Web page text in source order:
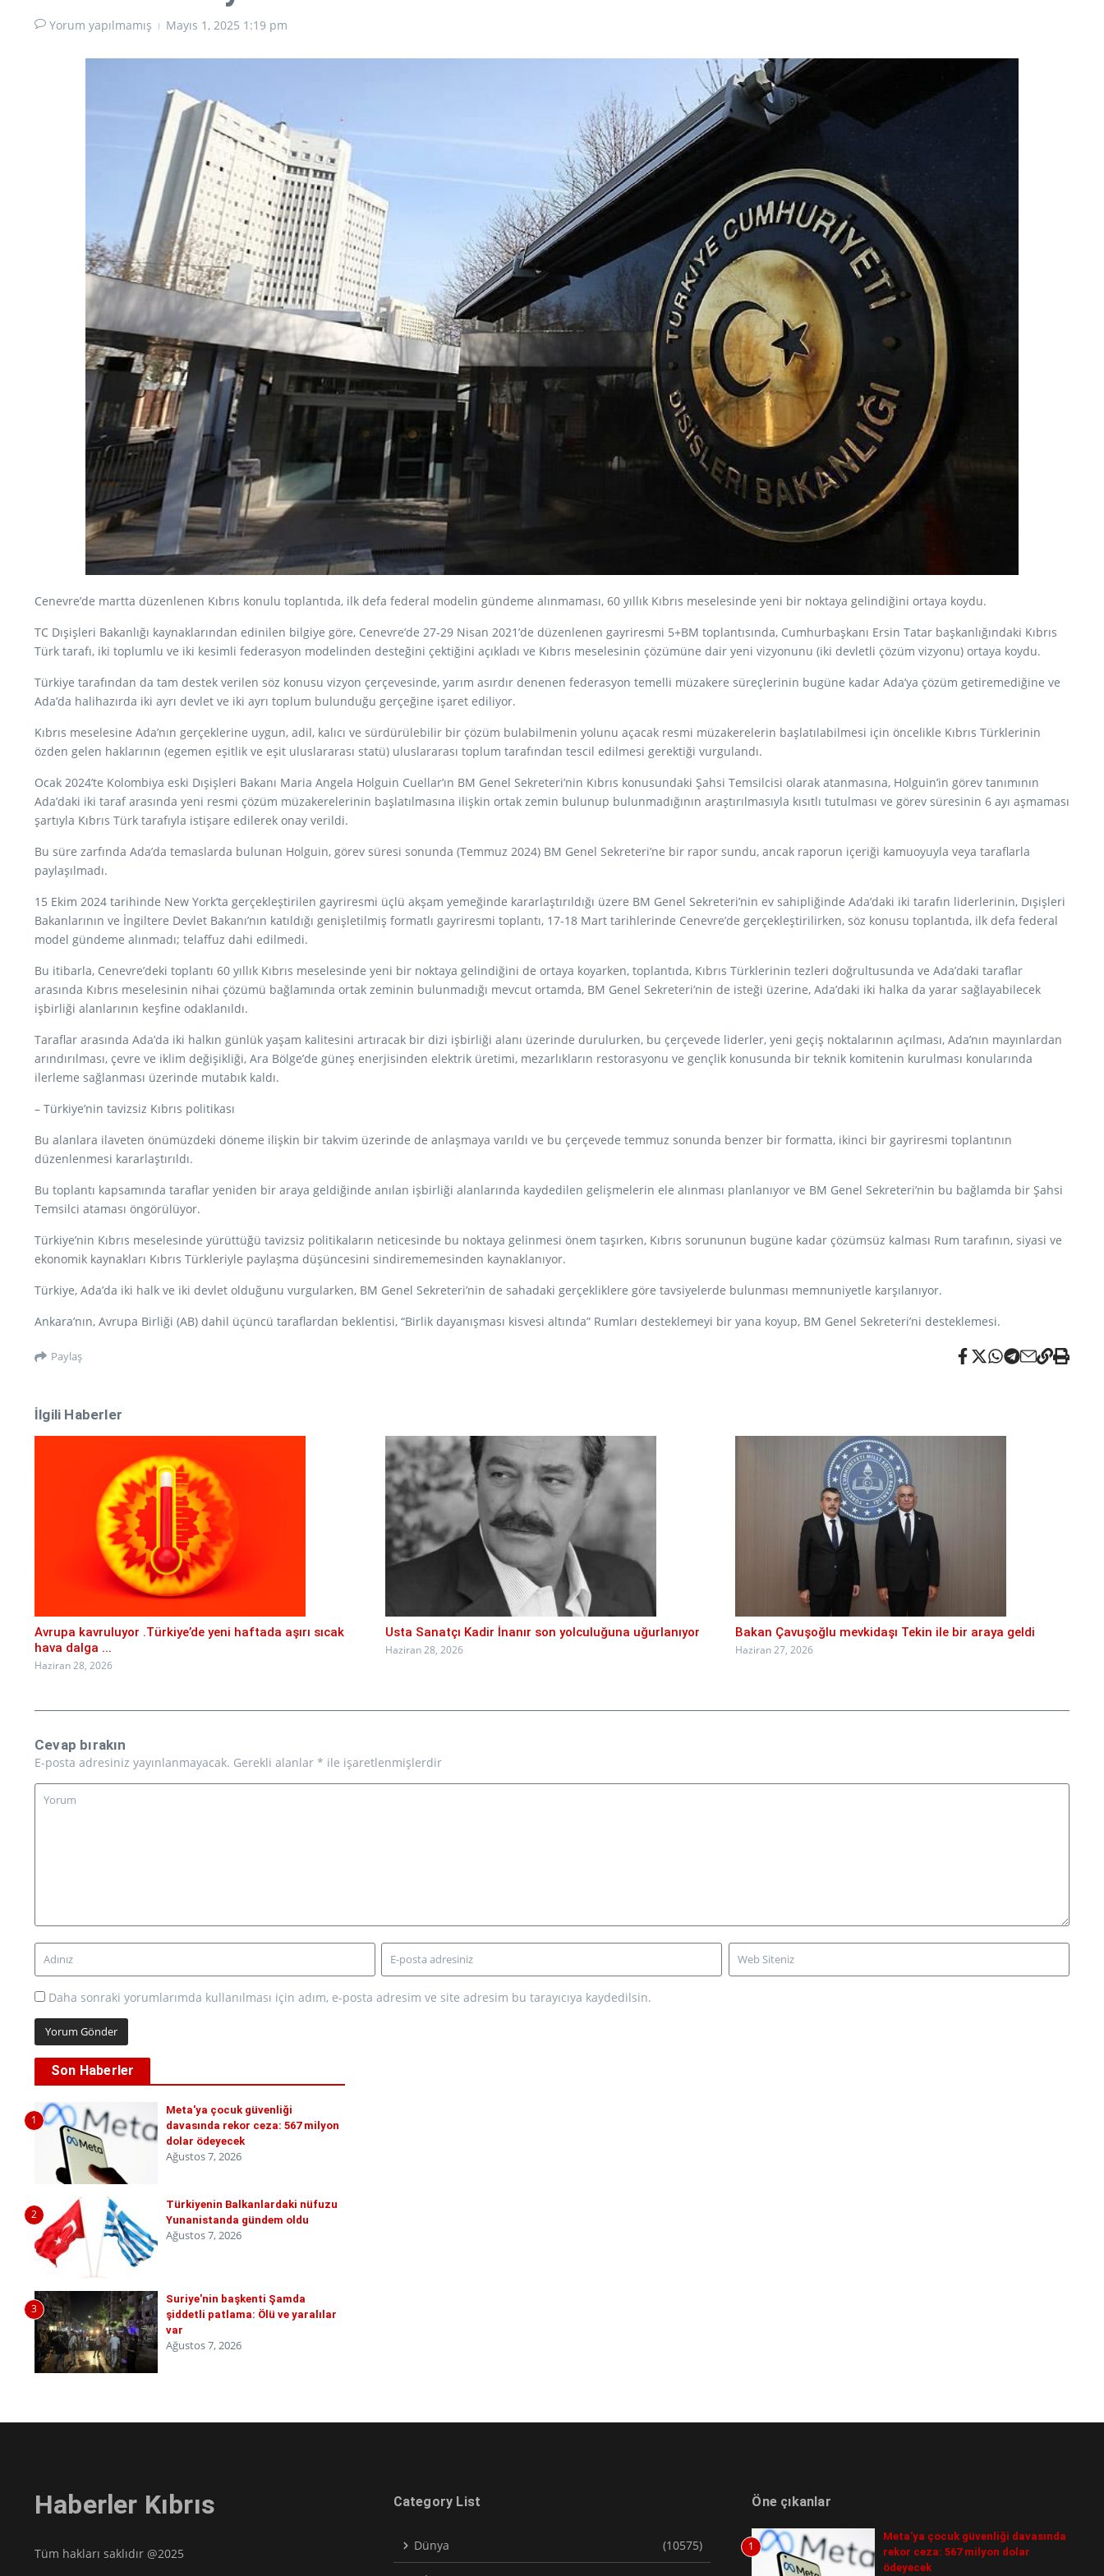
Yorum yapılmamış Mayıs 1, 2025 1:19 pm
Cenevre’de martta düzenlenen Kıbrıs konulu toplantıda, ilk defa federal modelin gündeme alınmaması, 60 yıllık Kıbrıs meselesinde yeni bir noktaya gelindiğini ortaya koydu.
TC Dışişleri Bakanlığı kaynaklarından edinilen bilgiye göre, Cenevre’de 27-29 Nisan 2021’de düzenlenen gayriresmi 5+BM toplantısında, Cumhurbaşkanı Ersin Tatar başkanlığındaki Kıbrıs
Türk tarafı, iki toplumlu ve iki kesimli federasyon modelinden desteğini çektiğini açıkladı ve Kıbrıs meselesinin çözümüne dair yeni vizyonunu (iki devletli çözüm vizyonu) ortaya koydu.
Türkiye tarafından da tam destek verilen söz konusu vizyon çerçevesinde, yarım asırdır denenen federasyon temelli müzakere süreçlerinin bugüne kadar Ada’ya çözüm getiremediğine ve
Ada’da halihazırda iki ayrı devlet ve iki ayrı toplum bulunduğu gerçeğine işaret ediliyor.
Kıbrıs meselesine Ada’nın gerçeklerine uygun, adil, kalıcı ve sürdürülebilir bir çözüm bulabilmenin yolunu açacak resmi müzakerelerin başlatılabilmesi için öncelikle Kıbrıs Türklerinin
özden gelen haklarının (egemen eşitlik ve eşit uluslararası statü) uluslararası toplum tarafından tescil edilmesi gerektiği vurgulandı.
Ocak 2024’te Kolombiya eski Dışişleri Bakanı Maria Angela Holguin Cuellar’ın BM Genel Sekreteri’nin Kıbrıs konusundaki Şahsi Temsilcisi olarak atanmasına, Holguin’in görev tanımının
Ada’daki iki taraf arasında yeni resmi çözüm müzakerelerinin başlatılmasına ilişkin ortak zemin bulunup bulunmadığının araştırılmasıyla kısıtlı tutulması ve görev süresinin 6 ayı aşmaması
şartıyla Kıbrıs Türk tarafıyla istişare edilerek onay verildi.
Bu süre zarfında Ada’da temaslarda bulunan Holguin, görev süresi sonunda (Temmuz 2024) BM Genel Sekreteri’ne bir rapor sundu, ancak raporun içeriği kamuoyuyla veya taraflarla
paylaşılmadı.
15 Ekim 2024 tarihinde New York’ta gerçekleştirilen gayriresmi üçlü akşam yemeğinde kararlaştırıldığı üzere BM Genel Sekreteri’nin ev sahipliğinde Ada’daki iki tarafın liderlerinin, Dışişleri
Bakanlarının ve İngiltere Devlet Bakanı’nın katıldığı genişletilmiş formatlı gayriresmi toplantı, 17-18 Mart tarihlerinde Cenevre’de gerçekleştirilirken, söz konusu toplantıda, ilk defa federal
model gündeme alınmadı; telaffuz dahi edilmedi.
Bu itibarla, Cenevre’deki toplantı 60 yıllık Kıbrıs meselesinde yeni bir noktaya gelindiğini de ortaya koyarken, toplantıda, Kıbrıs Türklerinin tezleri doğrultusunda ve Ada’daki taraflar
arasında Kıbrıs meselesinin nihai çözümü bağlamında ortak zeminin bulunmadığı mevcut ortamda, BM Genel Sekreteri’nin de isteği üzerine, Ada’daki iki halka da yarar sağlayabilecek
işbirliği alanlarının keşfine odaklanıldı.
Taraflar arasında Ada’da iki halkın günlük yaşam kalitesini artıracak bir dizi işbirliği alanı üzerinde durulurken, bu çerçevede liderler, yeni geçiş noktalarının açılması, Ada’nın mayınlardan
arındırılması, çevre ve iklim değişikliği, Ara Bölge’de güneş enerjisinden elektrik üretimi, mezarlıkların restorasyonu ve gençlik konusunda bir teknik komitenin kurulması konularında
ilerleme sağlanması üzerinde mutabık kaldı.
– Türkiye’nin tavizsiz Kıbrıs politikası
Bu alanlara ilaveten önümüzdeki döneme ilişkin bir takvim üzerinde de anlaşmaya varıldı ve bu çerçevede temmuz sonunda benzer bir formatta, ikinci bir gayriresmi toplantının
düzenlenmesi kararlaştırıldı.
Bu toplantı kapsamında taraflar yeniden bir araya geldiğinde anılan işbirliği alanlarında kaydedilen gelişmelerin ele alınması planlanıyor ve BM Genel Sekreteri’nin bu bağlamda bir Şahsi
Temsilci ataması öngörülüyor.
Türkiye’nin Kıbrıs meselesinde yürüttüğü tavizsiz politikaların neticesinde bu noktaya gelinmesi önem taşırken, Kıbrıs sorununun bugüne kadar çözümsüz kalması Rum tarafının, siyasi ve
ekonomik kaynakları Kıbrıs Türkleriyle paylaşma düşüncesini sindirememesinden kaynaklanıyor.
Türkiye, Ada’da iki halk ve iki devlet olduğunu vurgularken, BM Genel Sekreteri’nin de sahadaki gerçekliklere göre tavsiyelerde bulunması memnuniyetle karşılanıyor.
Ankara’nın, Avrupa Birliği (AB) dahil üçüncü taraflardan beklentisi, “Birlik dayanışması kisvesi altında” Rumları desteklemeyi bir yana koyup, BM Genel Sekreteri’ni desteklemesi.
Paylaş
İlgili Haberler
Avrupa kavruluyor .Türkiye’de yeni haftada aşırı sıcak
hava dalga ...
Haziran 28, 2026
Usta Sanatçı Kadir İnanır son yolculuğuna uğurlanıyor
Haziran 28, 2026
Bakan Çavuşoğlu mevkidaşı Tekin ile bir araya geldi
Haziran 27, 2026
Cevap bırakın
E-posta adresiniz yayınlanmayacak. Gerekli alanlar * ile işaretlenmişlerdir
Daha sonraki yorumlarımda kullanılması için adım, e-posta adresim ve site adresim bu tarayıcıya kaydedilsin.
Son Haberler
1
Meta'ya çocuk güvenliği
davasında rekor ceza: 567 milyon
dolar ödeyecek
Ağustos 7, 2026
2
Türkiyenin Balkanlardaki nüfuzu
Yunanistanda gündem oldu
Ağustos 7, 2026
3
Suriye'nin başkenti Şamda
şiddetli patlama: Ölü ve yaralılar
var
Ağustos 7, 2026
Haberler Kıbrıs
Tüm hakları saklıdır @2025
Category List
Dünya (10575)
Öne çıkanlar
1
Meta'ya çocuk güvenliği davasında
rekor ceza: 567 milyon dolar
ödeyecek